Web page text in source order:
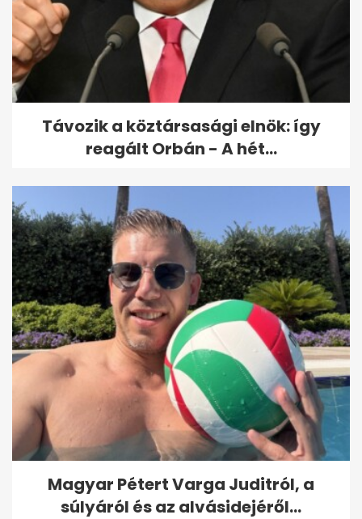
Távozik a köztársasági elnök: így
reagált Orbán - A hét...
Magyar Pétert Varga Juditról, a
súlyáról és az alvásidejéről...